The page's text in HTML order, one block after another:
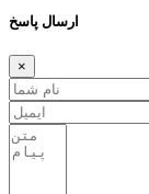
ارسال پاسخ
×